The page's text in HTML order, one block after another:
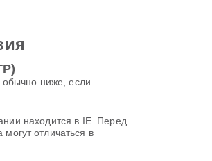
ниже, если
находится в IE. Перед
отличаться в